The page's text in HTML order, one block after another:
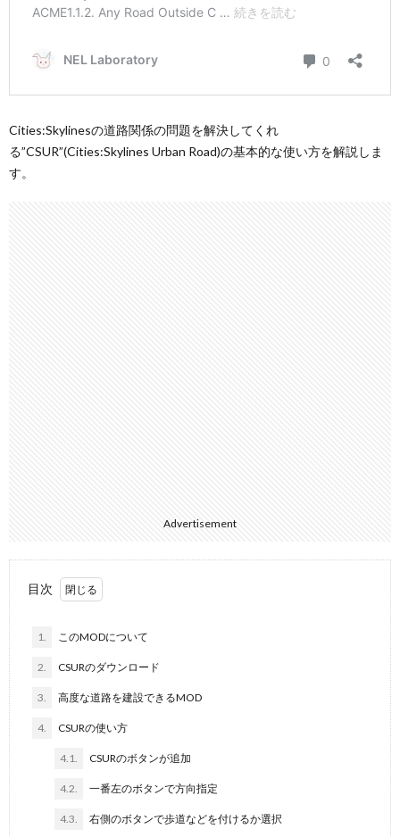
Cities:Skylinesの道路関係の問題を解決してくれ
る”CSUR”(Cities:Skylines Urban Road)の基本的な使い方を解説しま
す。
Advertisement
目次
1. このMODについて
2. CSURのダウンロード
3. 高度な道路を建設できるMOD
4. CSURの使い方
4.1. CSURのボタンが追加
4.2. 一番左のボタンで方向指定
4.3. 右側のボタンで歩道などを付けるか選択